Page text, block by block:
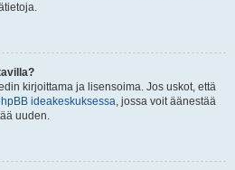
kirjoittama ja lisensoima. Jos uskot, että
ideakeskuksessa, jossa voit äänestää
uuden.